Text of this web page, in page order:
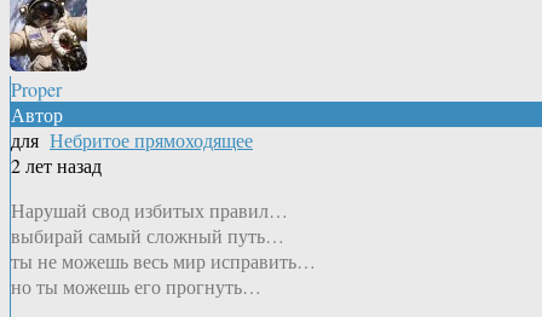
Proper
Автор
для Небритое прямоходящее
2 лет назад
Нарушай свод избитых правил…
выбирай самый сложный путь…
ты не можешь весь мир исправить…
но ты можешь его прогнуть…